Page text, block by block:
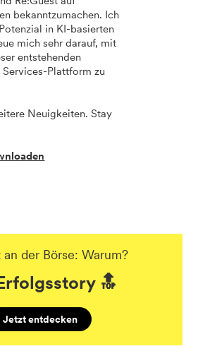
bekanntzumachen. Ich
in KI-basierten
mich sehr darauf, mit
entstehenden
Plattform zu
Neuigkeiten. Stay
an der Börse: Warum?
🔝
Jetzt entdecken